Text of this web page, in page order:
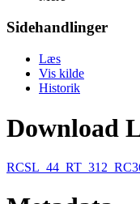
Sidehandlinger
Læs
Vis kilde
Historik
Download